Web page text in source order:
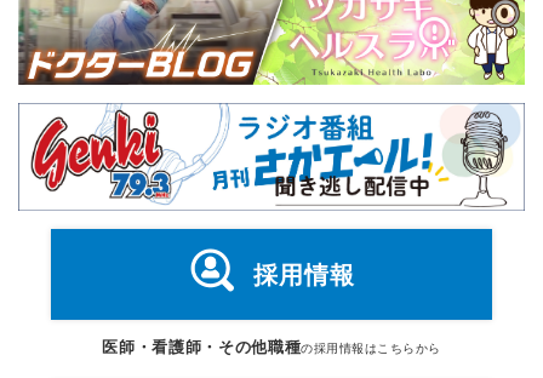
採用情報
医師・看護師・その他職種の採用情報はこちらから